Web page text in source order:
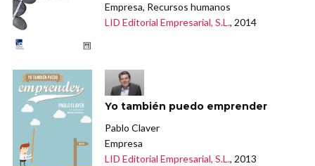
Empresa, Recursos humanos
LID Editorial Empresarial, S.L., 2014
Yo también puedo emprender
Pablo Claver
Empresa
LID Editorial Empresarial, S.L., 2013